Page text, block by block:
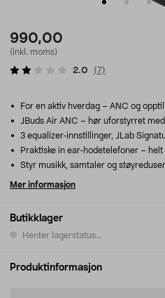
990,00
(inkl. moms)
2.0 (7)
Butikklager
Henter lagerstatus...
For en aktiv hverdag – ANC og
JBuds Air ANC – hør uforstyrret
3 equalizer-innstillinger, JLab
Praktiske in ear-hodetelefoner –
Styr musikk, samtaler og
Mer informasjon
Produktinformasjon